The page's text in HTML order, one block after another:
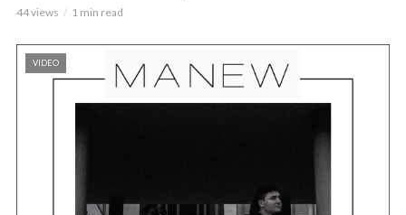
44 views 1 min read
VIDEO